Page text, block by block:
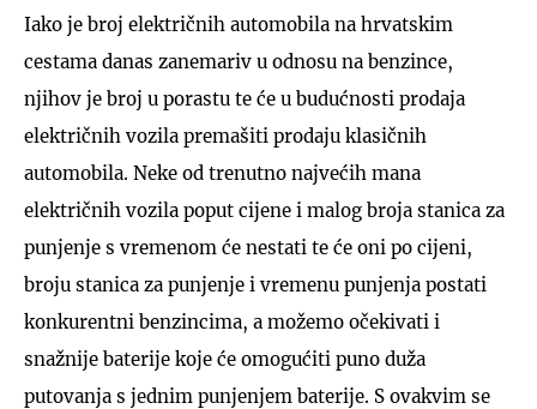
Iako je broj električnih automobila na hrvatskim
cestama danas zanemariv u odnosu na benzince,
njihov je broj u porastu te će u budućnosti prodaja
električnih vozila premašiti prodaju klasičnih
automobila. Neke od trenutno najvećih mana
električnih vozila poput cijene i malog broja stanica za
punjenje s vremenom će nestati te će oni po cijeni,
broju stanica za punjenje i vremenu punjenja postati
konkurentni benzincima, a možemo očekivati i
snažnije baterije koje će omogućiti puno duža
putovanja s jednim punjenjem baterije. S ovakvim se